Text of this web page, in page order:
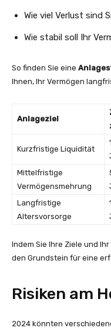
Wie viel Verlust sind
Wie stabil soll Ihr
So finden Sie eine
Ihnen, Ihr Vermögen
Anlageziel
Kurzfristige Liquidität
Mittelfristige
Vermögensmehrung
Langfristige
Altersvorsorge
Indem Sie Ihre Ziele und Ihr
den Grundstein für eine
Risiken am
2024 könnten